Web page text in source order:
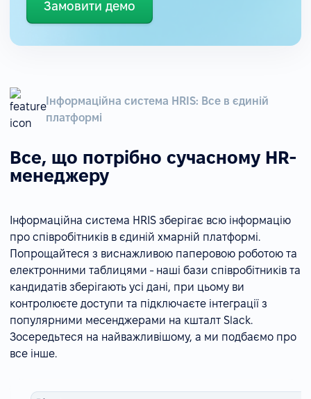
Замовити демо
Інформаційна система HRIS: Все в єдиній
платформі
Все, що потрібно сучасному HR-
менеджеру
Інформаційна система HRIS зберігає всю інформацію
про співробітників в єдиній хмарній платформі.
Попрощайтеся з виснажливою паперовою роботою та
електронними таблицями - наші бази співробітників та
кандидатів зберігають усі дані, при цьому ви
контролюєте доступи та підключаєте інтеграції з
популярними месенджерами на кшталт Slack.
Зосередьтеся на найважливішому, а ми подбаємо про
все інше.